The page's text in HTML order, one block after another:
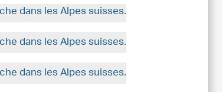
dans les Alpes suisses.
dans les Alpes suisses.
dans les Alpes suisses.